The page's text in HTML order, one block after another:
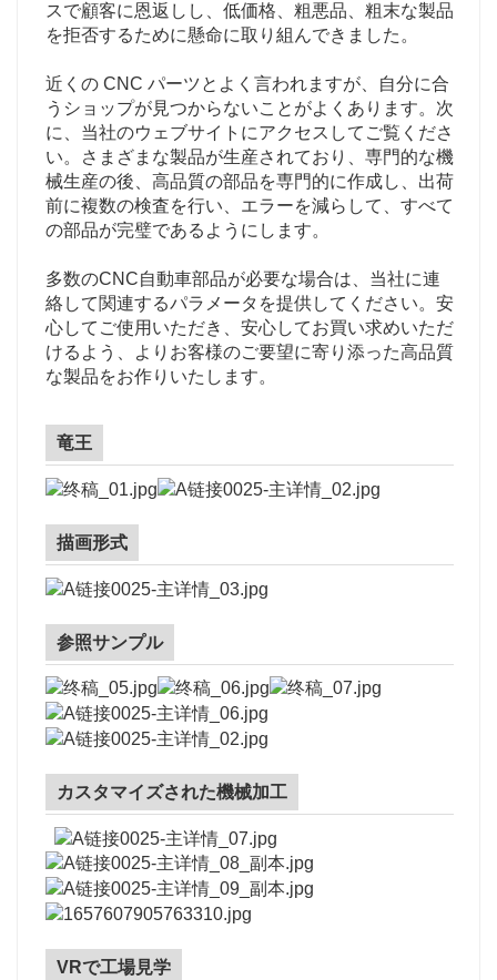
スで顧客に恩返しし、低価格、粗悪品、粗末な製品
を拒否するために懸命に取り組んできました。
近くの CNC パーツとよく言われますが、自分に合
うショップが見つからないことがよくあります。次
に、当社のウェブサイトにアクセスしてご覧くださ
い。さまざまな製品が生産されており、専門的な機
械生産の後、高品質の部品を専門的に作成し、出荷
前に複数の検査を行い、エラーを減らして、すべて
の部品が完璧であるようにします。
多数のCNC自動車部品が必要な場合は、当社に連
絡して関連するパラメータを提供してください。安
心してご使用いただき、安心してお買い求めいただ
けるよう、よりお客様のご要望に寄り添った高品質
な製品をお作りいたします。
竜王
描画形式
参照サンプル
カスタマイズされた機械加工
VRで工場見学